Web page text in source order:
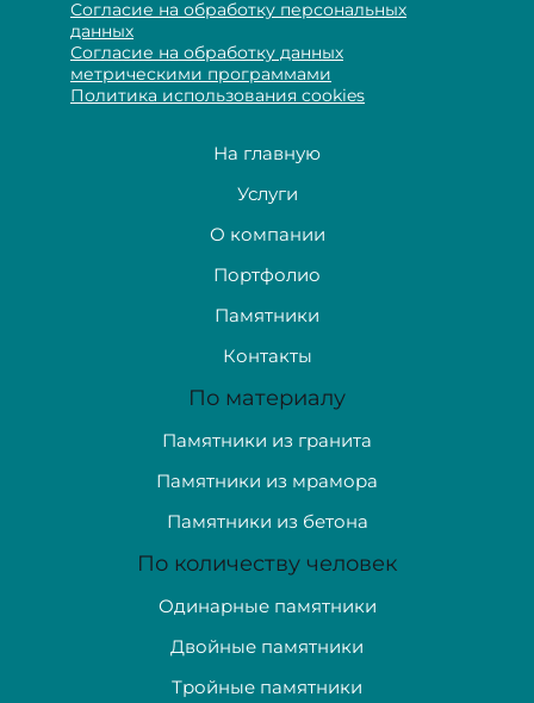
Согласие на обработку персональных
данных
Согласие на обработку данных
метрическими программами
Политика использования cookies
На главную
Услуги
О компании
Портфолио
Памятники
Контакты
По материалу
Памятники из гранита
Памятники из мрамора
Памятники из бетона
По количеству человек
Одинарные памятники
Двойные памятники
Тройные памятники